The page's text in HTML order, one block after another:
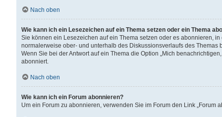
Nach oben
Wie kann ich ein Lesezeichen auf ein Thema setzen oder ein Thema
Sie können ein Lesezeichen auf ein Thema setzen oder es abonnieren,
normalerweise ober- und unterhalb des Diskussionsverlaufs des Themas
Wenn Sie bei der Antwort auf ein Thema die Option „Mich
abonniert.
Nach oben
Wie kann ich ein Forum abonnieren?
Um ein Forum zu abonnieren, verwenden Sie im Forum den Link „Forum